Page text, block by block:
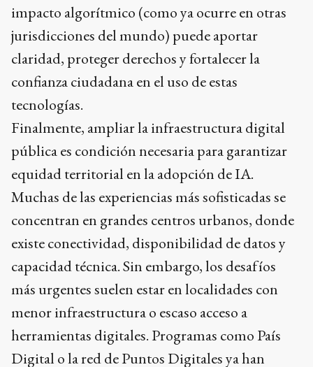
impacto algorítmico (como ya ocurre en otras
jurisdicciones del mundo) puede aportar
claridad, proteger derechos y fortalecer la
confianza ciudadana en el uso de estas
tecnologías.
Finalmente, ampliar la infraestructura digital
pública es condición necesaria para garantizar
equidad territorial en la adopción de IA.
Muchas de las experiencias más sofisticadas se
concentran en grandes centros urbanos, donde
existe conectividad, disponibilidad de datos y
capacidad técnica. Sin embargo, los desafíos
más urgentes suelen estar en localidades con
menor infraestructura o escaso acceso a
herramientas digitales. Programas como País
Digital o la red de Puntos Digitales ya han